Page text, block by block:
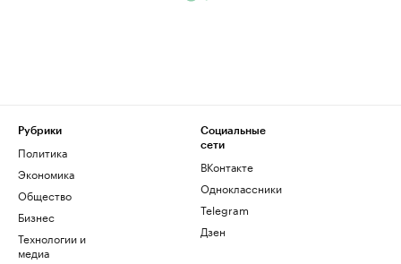
Рубрики
Политика
Экономика
Общество
Бизнес
Технологии и
медиа
Социальные
сети
ВКонтакте
Одноклассники
Telegram
Дзен